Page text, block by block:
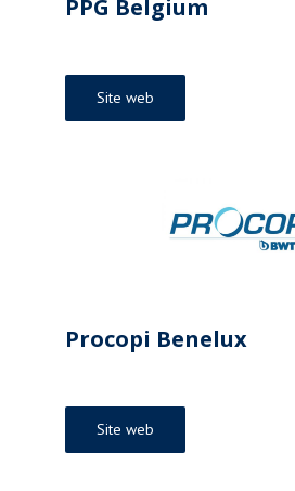
PPG Belgium
Site web
Procopi Benelux
Site web